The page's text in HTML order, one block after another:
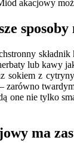
akacjowy
lub kawy
sokiem z
zarówno
one nie tylko
ma